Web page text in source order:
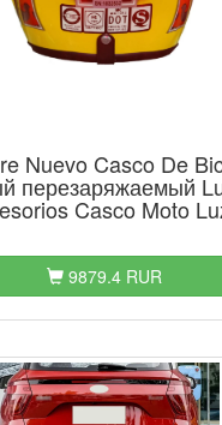
Nuevo Casco De
перезаряжаемый
Casco Moto
9879.4 RUR